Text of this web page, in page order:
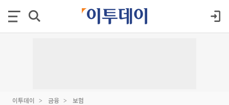
이투데이 금융 보험